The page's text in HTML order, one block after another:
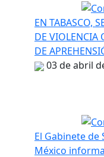
EN TABASCO,
DE VIOLENCIA
DE
03 de abril
El Gabinete
México